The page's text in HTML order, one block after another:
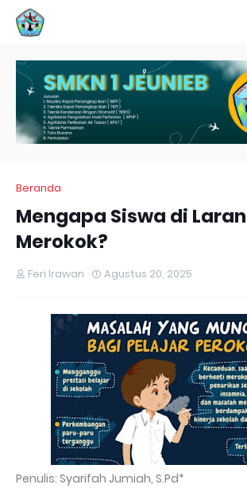
Beranda
Mengapa Siswa di
Merokok?
Feri Irawan Agustus 20, 2025
Penulis: Syarifah Jumiah, S.Pd*